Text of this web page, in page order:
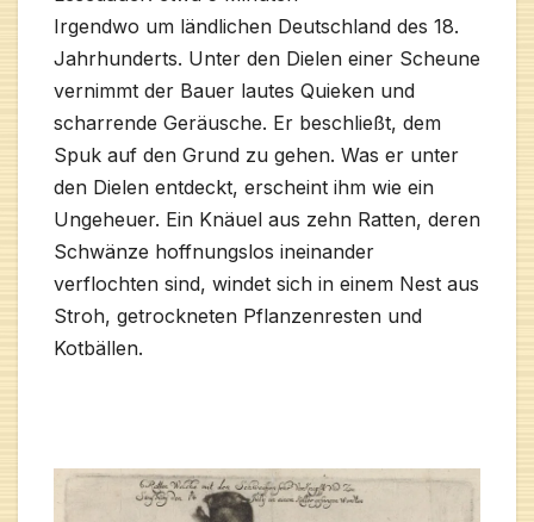
Irgendwo um ländlichen Deutschland des 18.
Jahrhunderts. Unter den Dielen einer Scheune
vernimmt der Bauer lautes Quieken und
scharrende Geräusche. Er beschließt, dem
Spuk auf den Grund zu gehen. Was er unter
den Dielen entdeckt, erscheint ihm wie ein
Ungeheuer. Ein Knäuel aus zehn Ratten, deren
Schwänze hoffnungslos ineinander
verflochten sind, windet sich in einem Nest aus
Stroh, getrockneten Pflanzenresten und
Kotbällen.